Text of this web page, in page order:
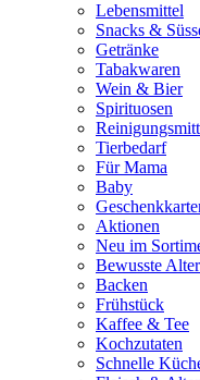
Lebensmittel
Snacks &
Getränke
Tabakwaren
Wein & Bier
Spirituosen
Tierbedarf
Für Mama
Baby
Aktionen
Neu im
Bewusste
Backen
Frühstück
Kaffee & Tee
Kochzutaten
Schnelle